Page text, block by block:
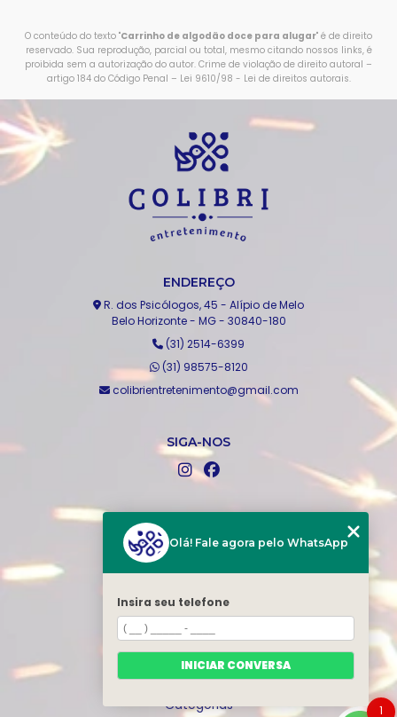
O conteúdo do texto "Carrinho de algodão doce para alugar" é de direito
reservado. Sua reprodução, parcial ou total, mesmo citando nossos links, é
proibida sem a autorização do autor. Crime de violação de direito autoral –
artigo 184 do Código Penal – Lei 9610/98 - Lei de direitos autorais.
ENDEREÇO
R. dos Psicólogos, 45 - Alípio de Melo
Belo Horizonte - MG - 30840-180
(31) 2514-6399
(31) 98575-8120
colibrientretenimento@gmail.com
SIGA-NOS
Home
Blog
Serviços
Portfólio
Contato
Categorias
1
Olá! Fale agora pelo WhatsApp
Insira seu telefone
INICIAR CONVERSA